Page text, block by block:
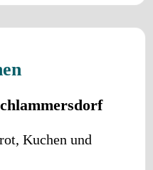
Kuchen und